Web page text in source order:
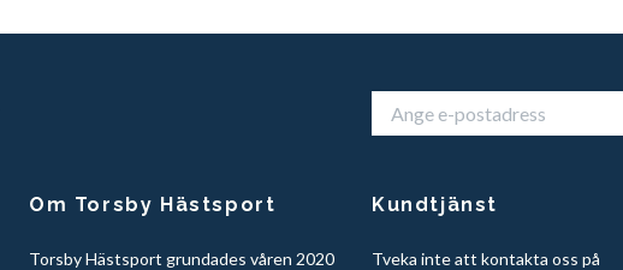
Om Torsby Hästsport
Torsby Hästsport grundades våren 2020
Kundtjänst
Tveka inte att kontakta oss på